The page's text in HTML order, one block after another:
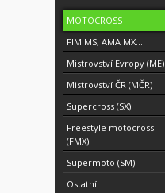
MOTOCROSS
FIM MS, AMA MX...
Mistrovství Evropy (ME)
Mistrovství ČR (MČR)
Supercross (SX)
Freestyle motocross
(FMX)
Supermoto (SM)
Ostatní